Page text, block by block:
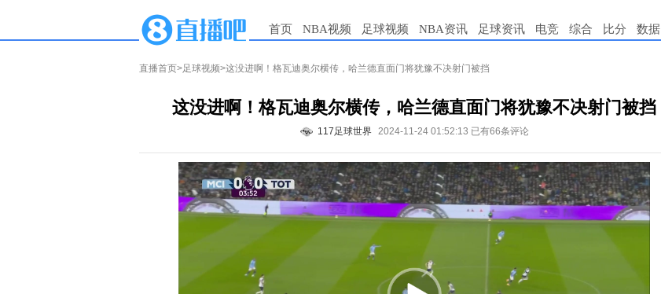
首页 NBA视频 足球视频 NBA资讯 足球资讯 电竞 综合 比分 数据
直播首页>足球视频>这没进啊！格瓦迪奥尔横传，哈兰德直面门将犹豫不决射门被挡
这没进啊！格瓦迪奥尔横传，哈兰德直面门将犹豫不决射门被挡
117足球世界 2024-11-24 01:52:13 已有66条评论